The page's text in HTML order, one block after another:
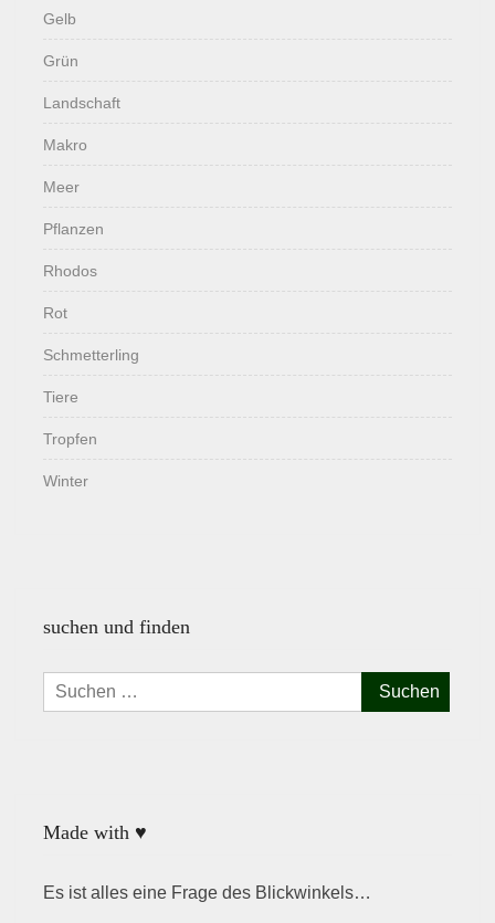
Gelb
Grün
Landschaft
Makro
Meer
Pflanzen
Rhodos
Rot
Schmetterling
Tiere
Tropfen
Winter
suchen und finden
Suchen
nach:
Made with ♥
Es ist alles eine Frage des Blickwinkels…